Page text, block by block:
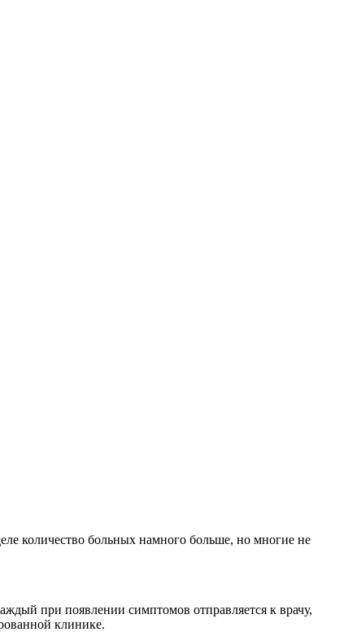
количество больных намного больше, но многие не
при появлении симптомов отправляется к врачу,
клинике.